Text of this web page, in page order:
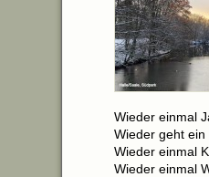
Wieder einmal
Wieder geht ein
Wieder einmal
Wieder einmal